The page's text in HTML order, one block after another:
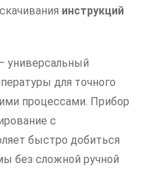
инструкций
для точного
процессами. Прибор
с
быстро добиться
без сложной ручной